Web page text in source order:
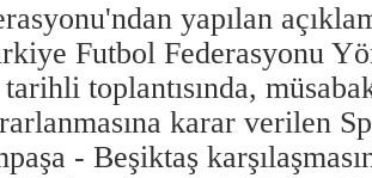
yapılan
Futbol Federasyonu
toplantısında,
karar verilen
- Beşiktaş